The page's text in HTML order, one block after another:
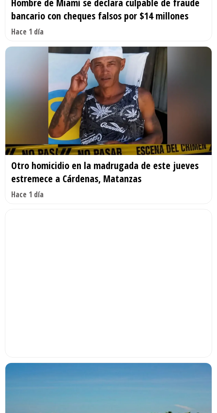
bancario con cheques falsos por $14 millones
Hace 1 día
Otro homicidio en la madrugada de este jueves
estremece a Cárdenas, Matanzas
Hace 1 día